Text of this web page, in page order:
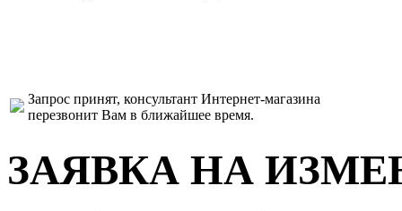
Запрос принят, консультант Интернет-магазина
перезвонит Вам в ближайшее время.
ЗАЯВКА НА